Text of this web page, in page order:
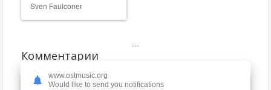
Sven Faulconer
...
Комментарии
www.ostmusic.org
Would like to send you notifications